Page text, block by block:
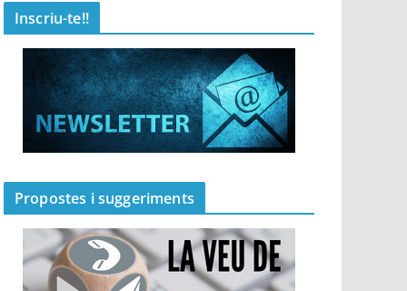
Inscriu-te!!
Propostes i suggeriments